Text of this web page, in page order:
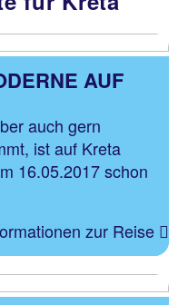
AUF
auch gern
ist auf Kreta
16.05.2017 schon
zur Reise